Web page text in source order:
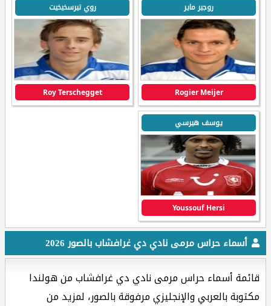
روجير ماير
Rogier Meijer
روي تيرسخيخيت
Roy Terschegget
يوسف هيرسي
Youssouf Hersi
أسماء حراس مرمى نادي دي غرافشاب بالصور 2026
قائمة أسماء حراس مرمى نادي دي غرافشاب من هولندا
مكتوبة بالعربي والإنجليزي مرفوقة بالصور، لمزيد من